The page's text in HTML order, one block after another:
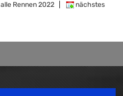
alle Rennen 2022
nächstes